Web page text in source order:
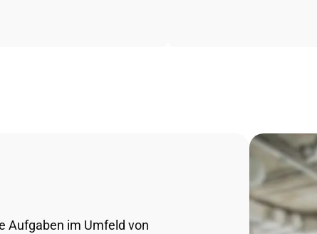
Aufgaben im Umfeld von